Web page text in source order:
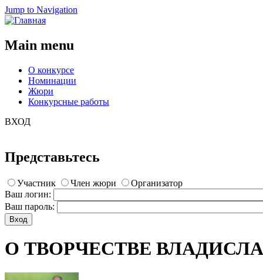
Jump to Navigation
Main menu
О конкурсе
Номинации
Жюри
Конкурсные работы
ВХОД
Представьтесь
Участник Член жюри
Организатор
Ваш логин:
Ваш пароль:
О ТВОРЧЕСТВЕ